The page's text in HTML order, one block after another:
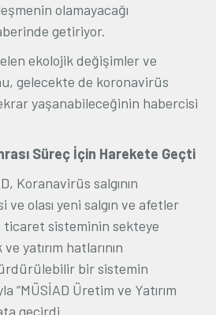
olamayacağı
getiriyor.
ekolojik değişimler ve
gelecekte de koronavirüs
yaşanabileceğinin habercisi
Süreç İçin Harekete Geçti
Koranavirüs salgının
olası yeni salgın ve afetler
ticaret sisteminin sekteye
yatırım hatlarının
bir sistemin
“MÜSİAD Üretim ve Yatırım
geçirdi.